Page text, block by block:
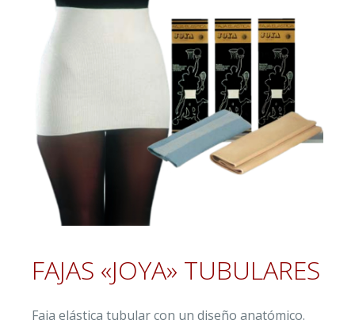
FAJAS «JOYA» TUBULARES
Faja elástica tubular con un diseño anatómico.